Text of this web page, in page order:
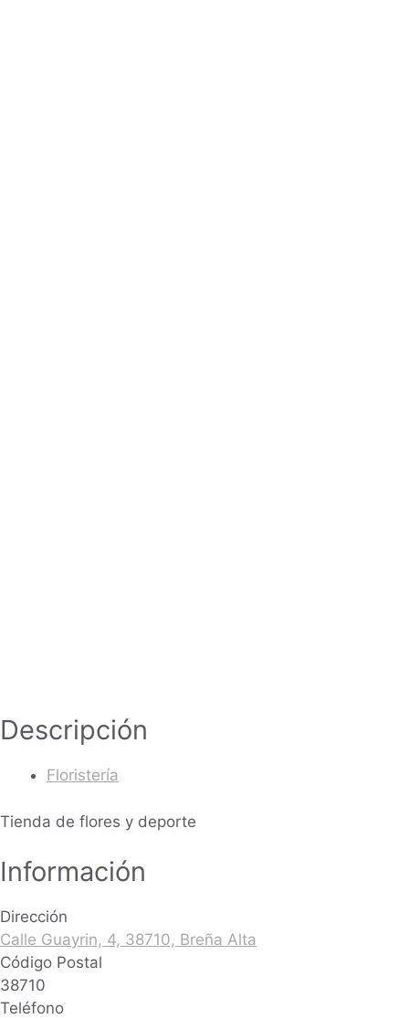
Descripción
Floristería
Tienda de flores y deporte
Información
Dirección
Calle Guayrin, 4, 38710, Breña Alta
Código Postal
38710
Teléfono